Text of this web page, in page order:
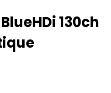
BlueHDi 130ch